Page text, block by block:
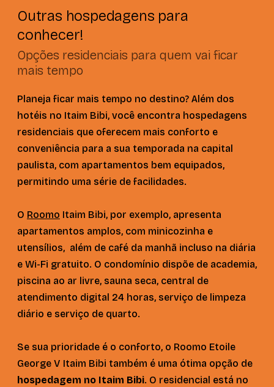
Outras hospedagens para
conhecer!
Opções residenciais para quem vai ficar
mais tempo
Planeja ficar mais tempo no destino? Além dos
hotéis no Itaim Bibi, você encontra hospedagens
residenciais que oferecem mais conforto e
conveniência para a sua temporada na capital
paulista, com apartamentos bem equipados,
permitindo uma série de facilidades.
O Roomo Itaim Bibi, por exemplo, apresenta
apartamentos amplos, com minicozinha e
utensílios, além de café da manhã incluso na diária
e Wi-Fi gratuito. O condomínio dispõe de academia,
piscina ao ar livre, sauna seca, central de
atendimento digital 24 horas, serviço de limpeza
diário e serviço de quarto.
Se sua prioridade é o conforto, o Roomo Etoile
George V Itaim Bibi também é uma ótima opção de
hospedagem no Itaim Bibi. O residencial está no